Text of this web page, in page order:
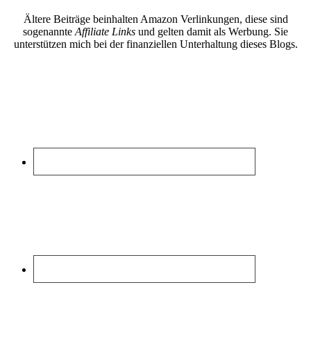
Ältere Beiträge beinhalten Amazon Verlinkungen, diese sind
sogenannte Affiliate Links und gelten damit als Werbung. Sie
unterstützen mich bei der finanziellen Unterhaltung dieses Blogs.